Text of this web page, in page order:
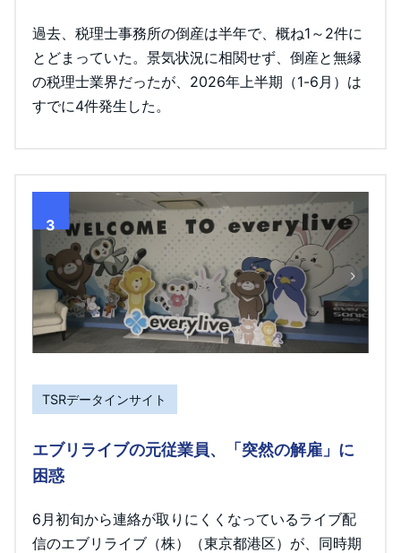
過去、税理士事務所の倒産は半年で、概ね1～2件に
とどまっていた。景気状況に相関せず、倒産と無縁
の税理士業界だったが、2026年上半期（1-6月）は
すでに4件発生した。
3
TSRデータインサイト
エブリライブの元従業員、「突然の解雇」に
困惑
6月初旬から連絡が取りにくくなっているライブ配
信のエブリライブ（株）（東京都港区）が、同時期